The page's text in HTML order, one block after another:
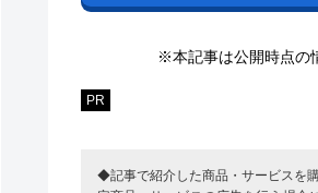
※本記事は公開時点の
PR
◆記事で紹介した商品・サービスを